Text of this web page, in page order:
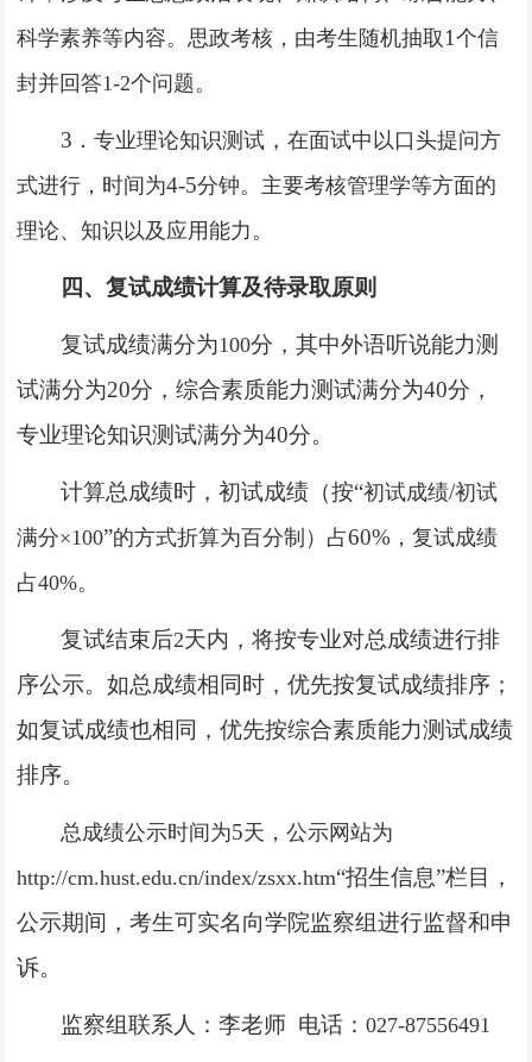
科学素养等内容。思政考核，由考生随机抽取1个信
封并回答1-2个问题。
3 ．专业理论知识测试 ，在面试中以口头提问方
式进行，时间为4-5分钟。主要考核管理学等方面的
理论、知识以及应用能力。
四、复试成绩计算及待录取原则
复试成绩满分为100分，其中外语听说能力测
试满分为20分，综合素质能力测试满分为40分，
专业理论知识测试满分为40分。
计算总成绩时，初试成绩（按“初试成绩/初试
满分×100”的方式折算为百分制）占60% ，复试成绩
占40%。
复试结束后2天内，将按专业对总成绩进行排
序公示。如总成绩相同时，优先按复试成绩排序；
如复试成绩也相同，优先按综合素质能力测试成绩
排序。
总成绩公示时间为5天，公示网站为
http://cm.hust.edu.cn/index/zsxx.htm“招生信息”栏目，
公示期间，考生可实名向学院监察组进行监督和申
诉。
监察组联系人：李老师 电话：027-87556491